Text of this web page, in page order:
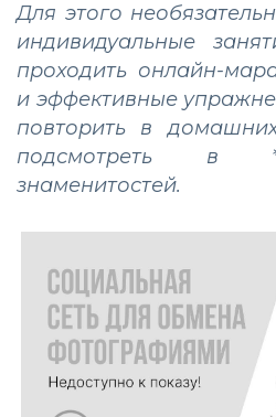
Для этого
индивидуальные
проходить онлайн-
и эффективные
повторить в
подсмотреть в
знаменитостей.